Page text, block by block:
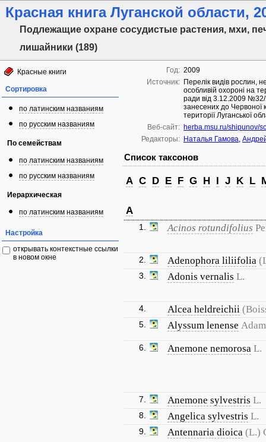
Красная книга Луганской области,
Подлежащие охране сосудистые растения, мхи,
лишайники (189)
Красные книги
Сортировка
по латинским названиям
по русским названиям
По семействам
по латинским названиям
по русским названиям
Иерархическая
по латинским названиям
Настройка
открывать контекстные ссылки
в новом окне
Год: 2009
Источник: Перелік видів рослин,
особливій охороні на
ради від 3.12.2009
занесених до Червоної
території Луганської
Веб-сайт: herba.msu.ru/shipunov/
Редакторы: Наталья Гамова,
Список таксонов
A C D E F G H I J K L
A
1. Acinos rotundifolius
2. Adenophora liliifolia
3. Adonis vernalis L.
4. Alcea heldreichii
5. Alyssum lenense
6. Anemone nemorosa L.
7. Anemone sylvestris L.
8. Angelica sylvestris L.
9. Antennaria dioica (L.)